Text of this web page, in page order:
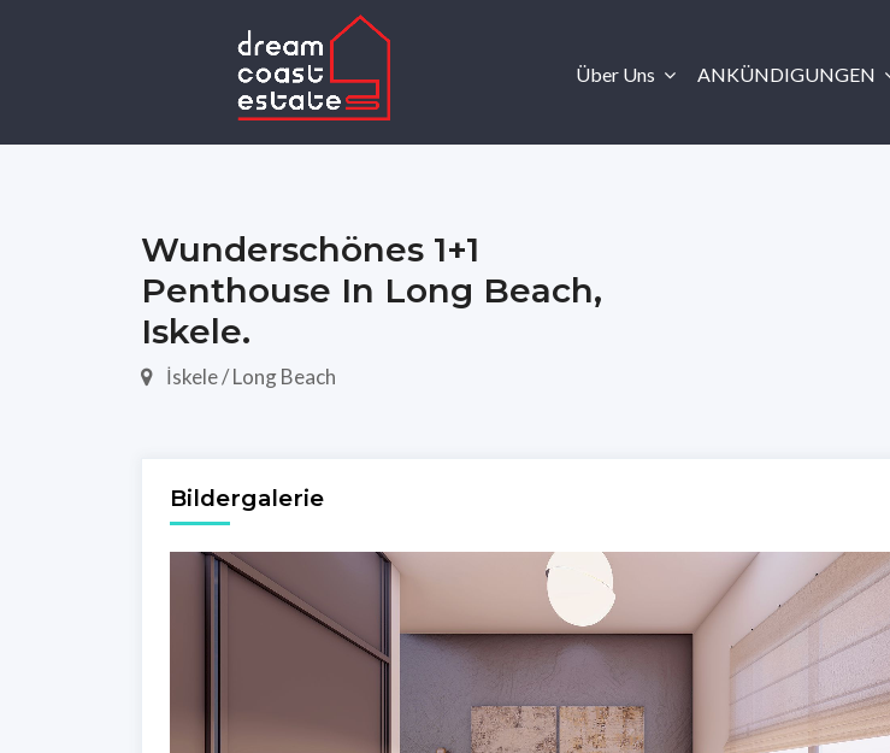
Über Uns ANKÜNDIGUNGEN
Wunderschönes 1+1
Penthouse In Long Beach,
Iskele.
İskele / Long Beach
Bildergalerie